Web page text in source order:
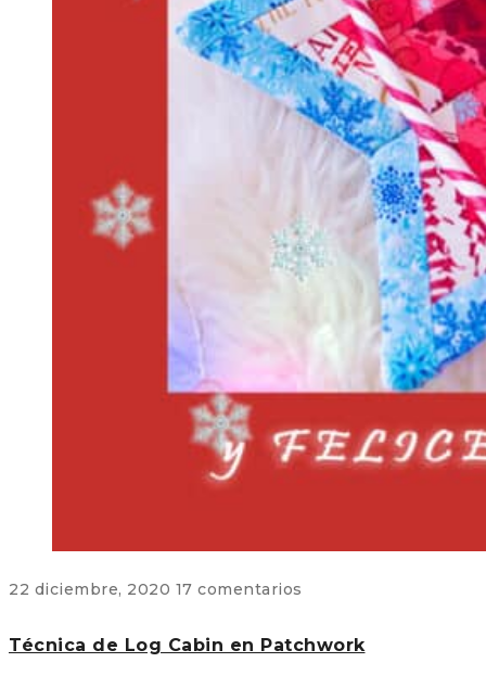
22 diciembre, 2020 17 comentarios
Técnica de Log Cabin en Patchwork